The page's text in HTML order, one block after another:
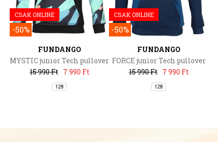
CSAK ONLINE
-50%
FUNDANGO
MYSTIC junior Tech pullover
15 990 Ft
7 990 Ft
128
CSAK ONLINE
-50%
FUNDANGO
FORCE junior Tech pullover
15 990 Ft
7 990 Ft
128